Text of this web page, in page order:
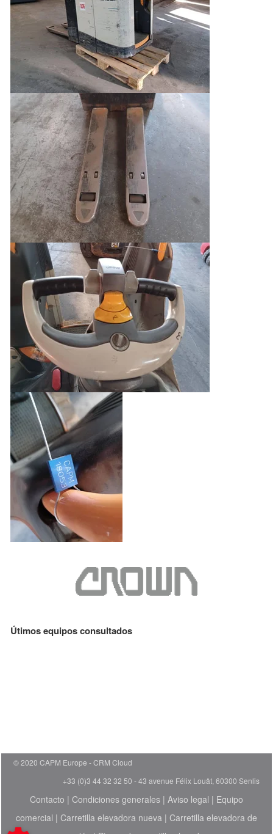
Útimos equipos consultados
© 2020 CAPM Europe
CRM Cloud
+33 (0)3 44 32 32 50 - 43 avenue Félix Louât, 60300 Senlis
Contacto | Condiciones generales | Aviso legal | Equipo
comercial | Carretilla elevadora nueva | Carretilla elevadora de